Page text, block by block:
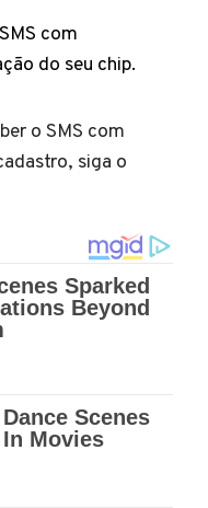
com
do seu chip.
o SMS com
siga o